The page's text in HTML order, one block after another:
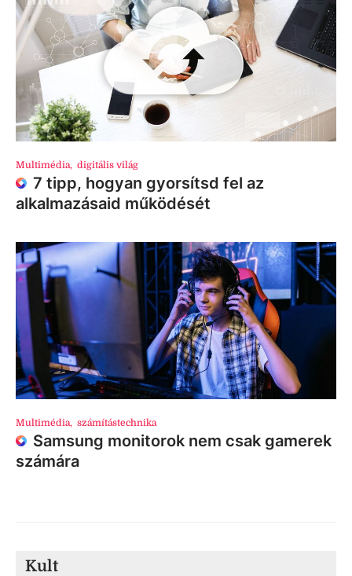
Multimédia, digitális világ
7 tipp, hogyan gyorsítsd fel az
alkalmazásaid működését
Multimédia, számítástechnika
Samsung monitorok nem csak gamerek
számára
Kult